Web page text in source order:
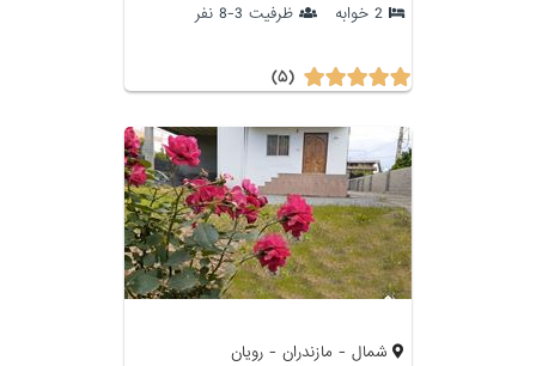
2 خوابه ظرفیت 3-8 نفر
(۵)
شمال - مازندران - رویان